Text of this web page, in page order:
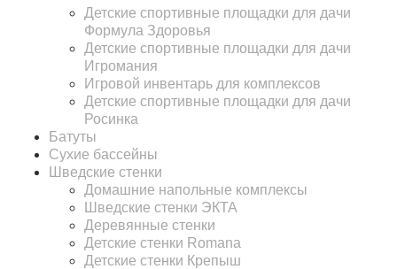
Детские спортивные площадки для дачи
Формула Здоровья
Детские спортивные площадки для дачи
Игромания
Игровой инвентарь для комплексов
Детские спортивные площадки для дачи
Росинка
Батуты
Сухие бассейны
Шведские стенки
Домашние напольные комплексы
Шведские стенки ЭКТА
Деревянные стенки
Детские стенки Romana
Детские стенки Крепыш